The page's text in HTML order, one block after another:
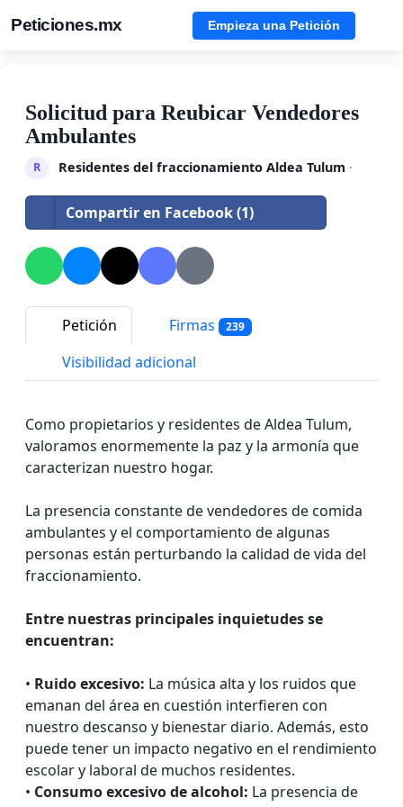
Peticiones.mx Empieza una Petición
Solicitud para Reubicar Vendedores
Ambulantes
R Residentes del fraccionamiento Aldea Tulum ·
Compartir en Facebook (1)
Petición Firmas 239
Visibilidad adicional
Como propietarios y residentes de Aldea Tulum,
valoramos enormemente la paz y la armonía que
caracterizan nuestro hogar.
La presencia constante de vendedores de comida
ambulantes y el comportamiento de algunas
personas están perturbando la calidad de vida del
fraccionamiento.
Entre nuestras principales inquietudes se
encuentran:
• Ruido excesivo: La música alta y los ruidos que
emanan del área en cuestión interfieren con
nuestro descanso y bienestar diario. Además, esto
puede tener un impacto negativo en el rendimiento
escolar y laboral de muchos residentes.
• Consumo excesivo de alcohol: La presencia de